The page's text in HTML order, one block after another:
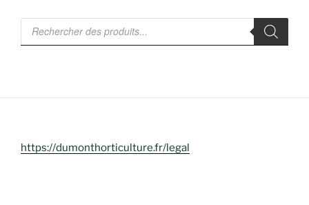
Recherche
de
produits
https://dumonthorticulture.fr/legal